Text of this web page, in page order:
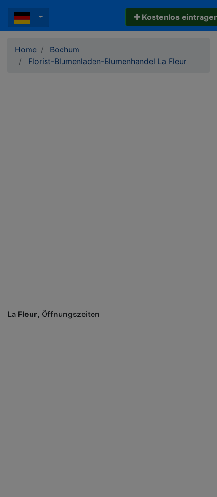
✚ Kostenlos
Home
Bochum
Florist-Blumenladen-Blumenhandel La Fleur
La Fleur Öffnungszeiten